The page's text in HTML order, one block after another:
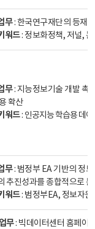
무: 한국연구재단의 등재
워드: 정보화정책, 저널,
무: 지능정보기술 개발 촉
확산
워드: 인공지능 학습용 데
무: 범정부 EA 기반의 정
추진성과를 종합적으로
워드: 범정부EA, 정보자
무: 빅데이터센터 홈페이